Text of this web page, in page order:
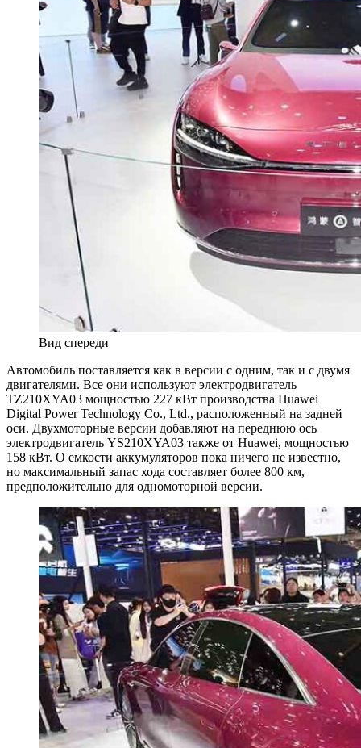
Вид спереди
Автомобиль поставляется как в версии с одним, так и с двумя
двигателями. Все они используют электродвигатель
TZ210XYA03 мощностью 227 кВт производства Huawei
Digital Power Technology Co., Ltd., расположенный на задней
оси. Двухмоторные версии добавляют на переднюю ось
электродвигатель YS210XYA03 также от Huawei, мощностью
158 кВт. О емкости аккумуляторов пока ничего не известно,
но максимальный запас хода составляет более 800 км,
предположительно для одномоторной версии.